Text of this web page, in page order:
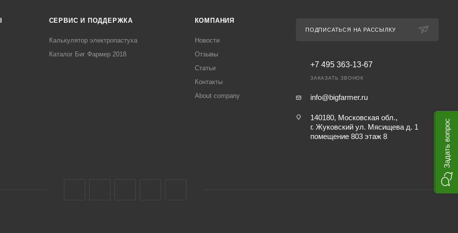
СЕРВИС И ПОДДЕРЖКА
Калькулятор электропастуха
Каталог Биг Фармер 2018
КОМПАНИЯ
Новости
Отзывы
Статьи
Контакты
About company
ПОДПИСАТЬСЯ НА РАССЫЛКУ
+7 495 363-13-67
ЗАКАЗАТЬ ЗВОНОК
info@bigfarmer.ru
140180, Московская обл.,
г. Жуковский ул. Мясищева д. 1
помещение 803 этаж 8
Задать вопрос